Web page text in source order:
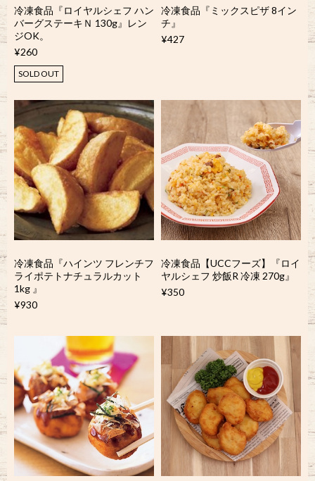
冷凍食品『ロイヤルシェフ ハン
バーグステーキＮ 130g』レン
ジOK。
¥260
SOLD OUT
冷凍食品『ミックスピザ 8イン
チ』
¥427
冷凍食品『ハインツ フレンチフ
ライポテトナチュラルカット
1kg 』
¥930
冷凍食品【UCCフーズ】『ロイ
ヤルシェフ 炒飯R 冷凍 270g』
¥350